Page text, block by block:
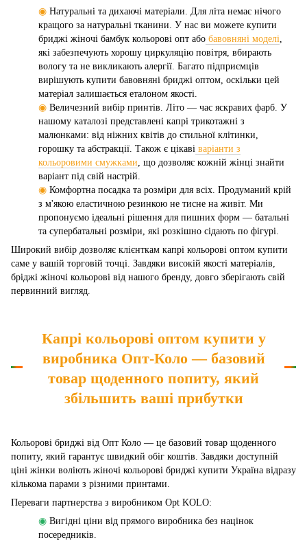
◉ Натуральні та дихаючі матеріали. Для літа немає нічого
кращого за натуральні тканини. У нас ви можете купити
бриджі жіночі бамбук кольорові опт або бавовняні моделі
які забезпечують хорошу циркуляцію повітря, вбирають
вологу та не викликають алергії. Багато підприємців
вирішують купити бавовняні бриджі оптом, оскільки цей
матеріал залишається еталоном якості.
◉ Величезний вибір принтів. Літо — час яскравих фарб. У
нашому каталозі представлені капрі трикотажні з
малюнками: від ніжних квітів до стильної клітинки,
горошку та абстракції. Також є цікаві варіанти з
кольоровими смужками , що дозволяє кожній жінці знайти
варіант під свій настрій.
◉ Комфортна посадка та розміри для всіх. Продуманий крій
з м'якою еластичною резинкою не тисне на живіт. Ми
пропонуємо ідеальні рішення для пишних форм — батальні
та супербатальні розміри, які розкішно сідають по фігурі.
Широкий вибір дозволяє клієнткам капрі кольорові оптом купити
саме у вашій торговій точці. Завдяки високій якості матеріалів,
бріджі жіночі кольорові від нашого бренду, довго зберігають свій
первинний вигляд.
Капрі кольорові оптом купити у
виробника Опт-Коло — базовий
товар щоденного попиту, який
збільшить ваші прибутки
Кольорові бриджі від Опт Коло — це базовий товар щоденного
попиту, який гарантує швидкий обіг коштів. Завдяки доступній
ціні жінки воліють жіночі кольорові бриджі купити Україна відразу
кількома парами з різними принтами.
Переваги партнерства з виробником Opt KOLO:
◉ Вигідні ціни від прямого виробника без націнок
посередників.